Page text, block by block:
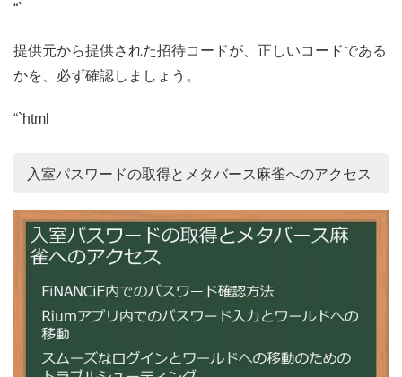
“`
提供元から提供された招待コードが、正しいコードである
かを、必ず確認しましょう。
“`html
入室パスワードの取得とメタバース麻雀へのアクセス